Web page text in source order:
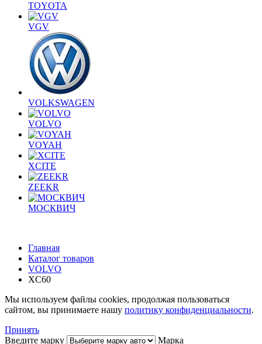
TOYOTA
VGV
VOLKSWAGEN
VOLVO
VOYAH
XCITE
ZEEKR
МОСКВИЧ
Главная
Каталог товаров
VOLVO
XC60
Мы используем файлы cookies, продолжая пользоваться
сайтом, вы принимаете нашу политику конфиденциальности.
Принять
Введите марку
Марка